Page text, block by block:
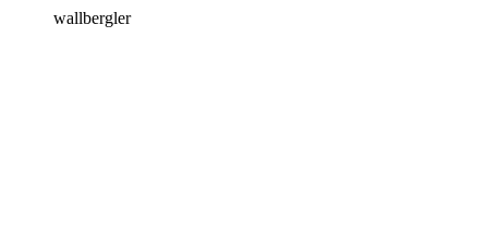
wallbergler